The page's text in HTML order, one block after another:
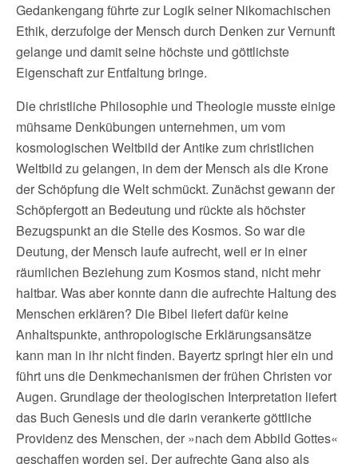
Gedankengang führte zur Logik seiner Nikomachischen
Ethik, derzufolge der Mensch durch Denken zur Vernunft
gelange und damit seine höchste und göttlichste
Eigenschaft zur Entfaltung bringe.
Die christliche Philosophie und Theologie musste einige
mühsame Denkübungen unternehmen, um vom
kosmologischen Weltbild der Antike zum christlichen
Weltbild zu gelangen, in dem der Mensch als die Krone
der Schöpfung die Welt schmückt. Zunächst gewann der
Schöpfergott an Bedeutung und rückte als höchster
Bezugspunkt an die Stelle des Kosmos. So war die
Deutung, der Mensch laufe aufrecht, weil er in einer
räumlichen Beziehung zum Kosmos stand, nicht mehr
haltbar. Was aber konnte dann die aufrechte Haltung des
Menschen erklären? Die Bibel liefert dafür keine
Anhaltspunkte, anthropologische Erklärungsansätze
kann man in ihr nicht finden. Bayertz springt hier ein und
führt uns die Denkmechanismen der frühen Christen vor
Augen. Grundlage der theologischen Interpretation liefert
das Buch Genesis und die darin verankerte göttliche
Providenz des Menschen, der »nach dem Abbild Gottes«
geschaffen worden sei. Der aufrechte Gang also als